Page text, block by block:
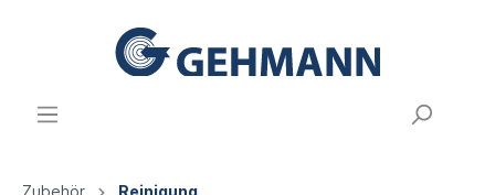
Zubehör Reinigung